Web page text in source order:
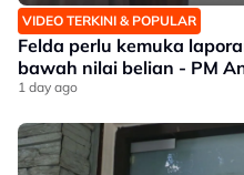
VIDEO TERKINI & POPULAR
Felda perlu kemuka
bawah nilai belian - PM
1 day ago